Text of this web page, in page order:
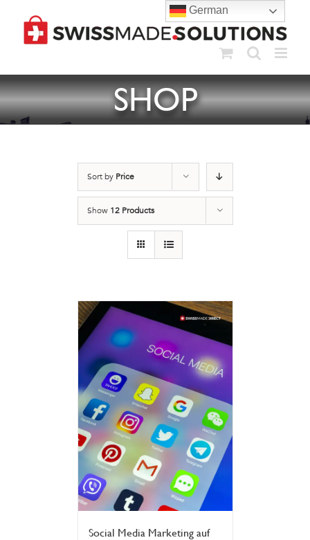
content
SHOP
Sort by Price
Show 12 Products
Social Media Marketing auf
German